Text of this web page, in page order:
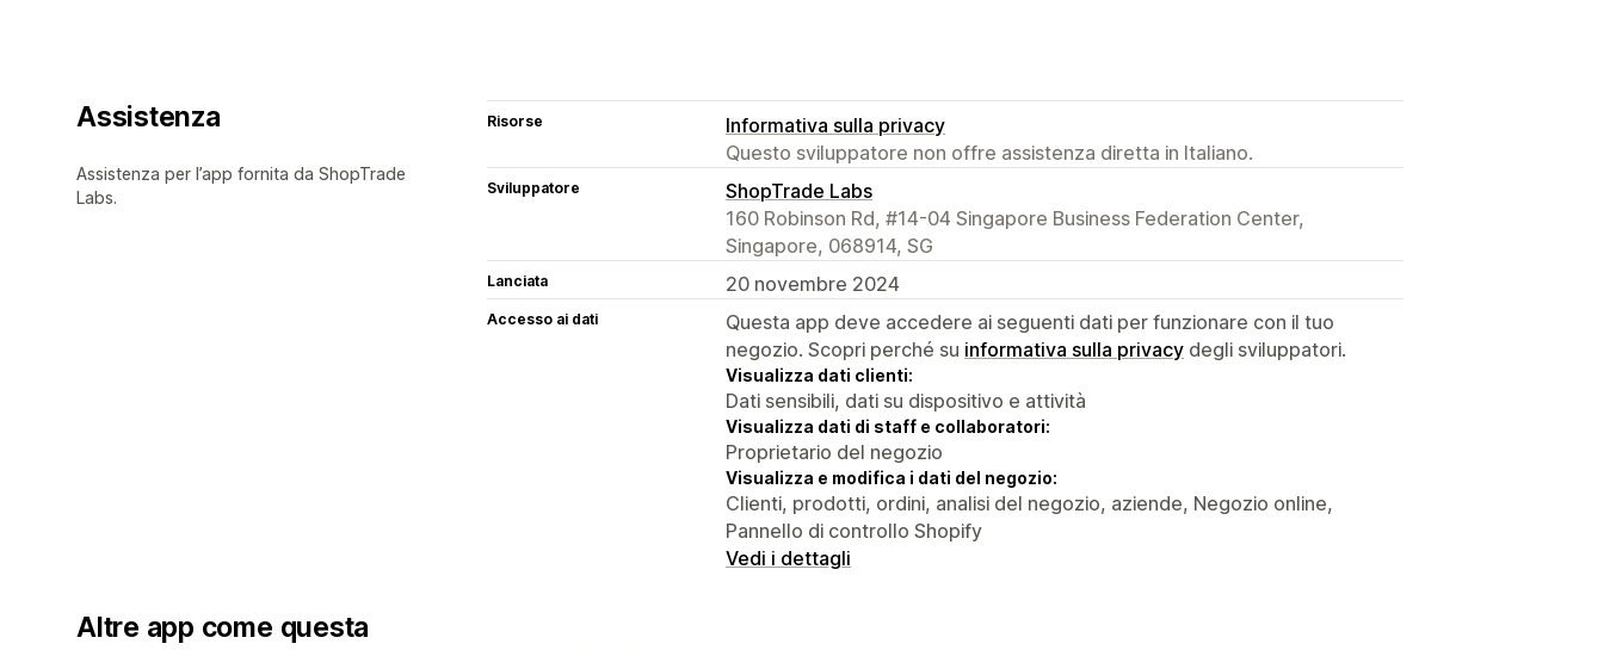
Assistenza
Assistenza per l’app fornita da ShopTrade
Labs.
Risorse
Informativa sulla privacy
Questo sviluppatore non offre assistenza diretta in Italiano.
Sviluppatore
ShopTrade Labs
160 Robinson Rd, #14-04 Singapore Business Federation Center,
Singapore, 068914, SG
Lanciata 20 novembre 2024
Accesso ai dati
Questa app deve accedere ai seguenti dati per funzionare con il tuo
negozio. Scopri perché su informativa sulla privacy degli sviluppatori.
Visualizza dati clienti:
Dati sensibili, dati su dispositivo e attività
Visualizza dati di staff e collaboratori:
Proprietario del negozio
Visualizza e modifica i dati del negozio:
Clienti, prodotti, ordini, analisi del negozio, aziende, Negozio online,
Pannello di controllo Shopify
Vedi i dettagli
Altre app come questa